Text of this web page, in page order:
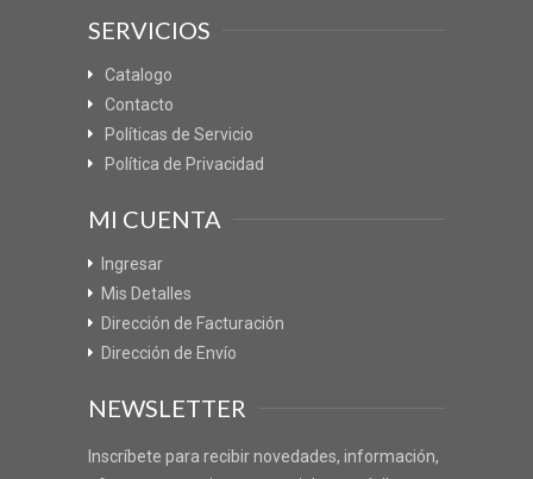
SERVICIOS
Catalogo
Contacto
Políticas de Servicio
Política de Privacidad
MI CUENTA
Ingresar
Mis Detalles
Dirección de Facturación
Dirección de Envío
NEWSLETTER
Inscríbete para recibir novedades, información,